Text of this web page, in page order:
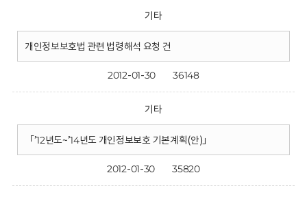
기타
개인정보보호법 관련 법령해석 요청 건
2012-01-30 36148
기타
「’12년도~’14년도 개인정보보호 기본계획(안)」
2012-01-30 35820